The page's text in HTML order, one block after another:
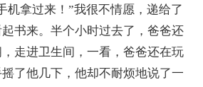
机拿过来！”我很不情愿，递给了
书来。半个小时过去了，爸爸还
走进卫生间，一看，爸爸还在玩
了他几下，他却不耐烦地说了一